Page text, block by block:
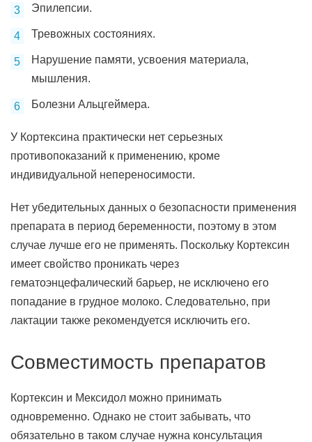
Эпилепсии.
Тревожных состояниях.
Нарушение памяти, усвоения материала,
мышления.
Болезни Альцгеймера.
У Кортексина практически нет серьезных
противопоказаний к применению, кроме
индивидуальной непереносимости.
Нет убедительных данных о безопасности применения
препарата в период беременности, поэтому в этом
случае лучше его не применять. Поскольку Кортексин
имеет свойство проникать через
гематоэнцефалический барьер, не исключено его
попадание в грудное молоко. Следовательно, при
лактации также рекомендуется исключить его.
Совместимость препаратов
Кортексин и Мексидол можно принимать
одновременно. Однако не стоит забывать, что
обязательно в таком случае нужна консультация